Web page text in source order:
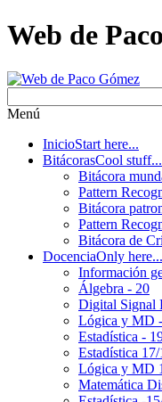
Web de
Menú
InicioStart here...
BitácorasCool stuff...
Bitácora
Pattern
Bitácora
Pattern
Bitácora de
DocenciaOnly here...
Información
Álgebra - 20
Digital Signal
Lógica y MD
Estadística -
Estadística
Lógica y MD
Matemática